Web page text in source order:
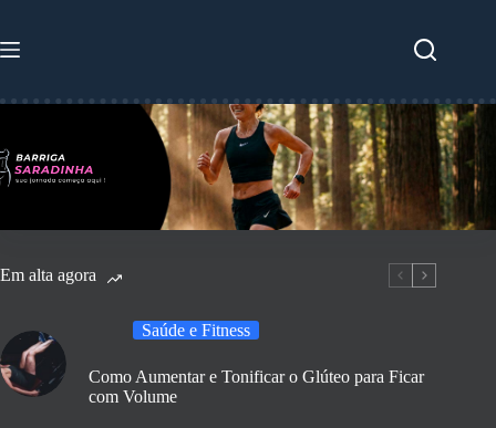
o
Em alta agora
Saúde e Fitness
Como Aumentar e Tonificar o Glúteo para Ficar
com Volume